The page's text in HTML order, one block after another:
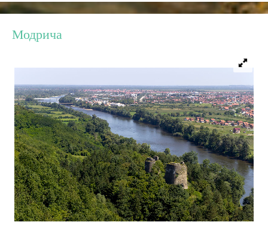
Мапа дестинација
Манифестације
Смјештај
Мултимедија
Фото
Видео
E-Brochure
Модрича